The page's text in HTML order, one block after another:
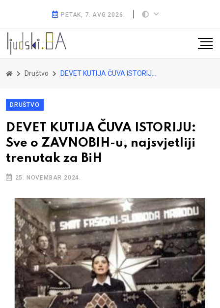
PETAK, 7. AVG 2026.
Društvo DEVET KUTIJA ČUVA ISTORIJU: Sve o ZAVNOBIH-u, najsvjetliji trenutak za BiH
DRUŠTVO
DEVET KUTIJA ČUVA ISTORIJU:
Sve o ZAVNOBIH-u, najsvjetliji
trenutak za BiH
25. NOVEMBAR 2024.